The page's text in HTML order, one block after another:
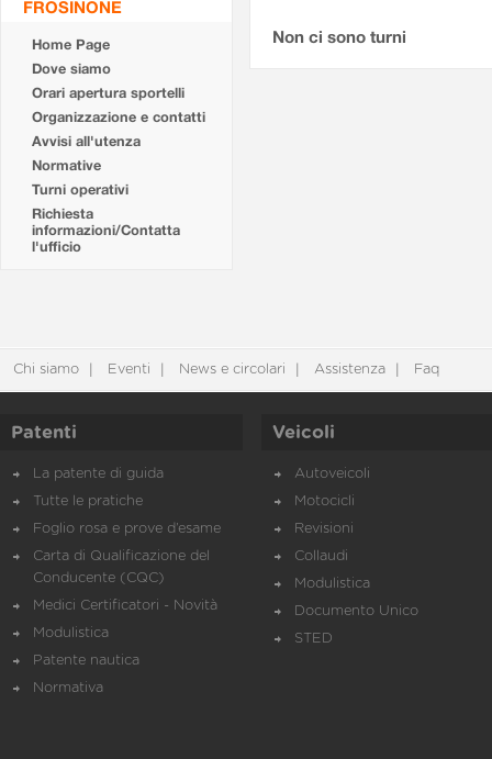
FROSINONE
Home Page
Dove siamo
Orari apertura sportelli
Organizzazione e contatti
Avvisi all'utenza
Normative
Turni operativi
Richiesta
informazioni/Contatta
l'ufficio
Non ci sono turni
Chi siamo Eventi News e circolari Assistenza Faq
Patenti
La patente di guida
Tutte le pratiche
Foglio rosa e prove d’esame
Carta di Qualificazione del
Conducente (CQC)
Medici Certificatori - Novità
Modulistica
Patente nautica
Normativa
Veicoli
Autoveicoli
Motocicli
Revisioni
Collaudi
Modulistica
Documento Unico
STED